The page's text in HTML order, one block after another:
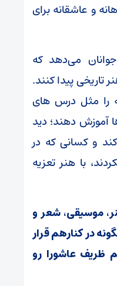
و عاشقانه برای
می‌دهد که
پیدا کنند.
را مثل درس های
آموزش دهند؛ دید
و کسانی که در
با هنر تعزیه
موسیقی، شعر و
در کنارهم قرار
ظریف عاشورا رو